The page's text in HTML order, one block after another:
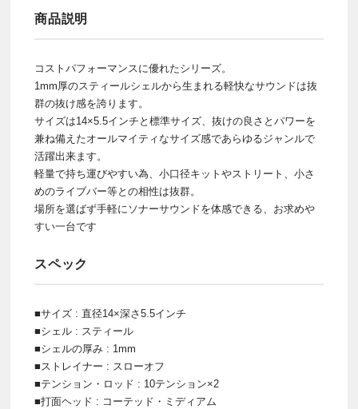
商品説明
コストパフォーマンスに優れたシリーズ。
1mm厚のスティールシェルから生まれる軽快なサウンドは抜
群の抜け感を誇ります。
サイズは14×5.5インチと標準サイズ、抜けの良さとパワーを
兼ね備えたオールマイティなサイズ感であらゆるジャンルで
活躍出来ます。
軽量で持ち運びやすい為、小口径キットやストリート、小さ
めのライブバー等との相性は抜群。
場所を選ばず手軽にソナーサウンドを体感できる、お求めや
すい一台です
スペック
■サイズ : 直径14×深さ5.5インチ
■シェル : スティール
■シェルの厚み : 1mm
■ストレイナー : スローオフ
■テンション・ロッド : 10テンション×2
■打面ヘッド : コーテッド・ミディアム